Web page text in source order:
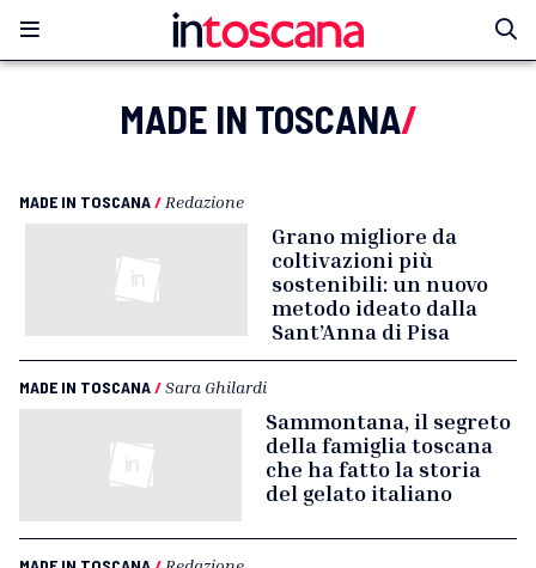
MADE IN TOSCANA/
MADE IN TOSCANA/ Redazione
Grano migliore da
coltivazioni più
sostenibili: un nuovo
metodo ideato dalla
Sant’Anna di Pisa
MADE IN TOSCANA/Sara Ghilardi
Sammontana, il segreto
della famiglia toscana
che ha fatto la storia
del gelato italiano